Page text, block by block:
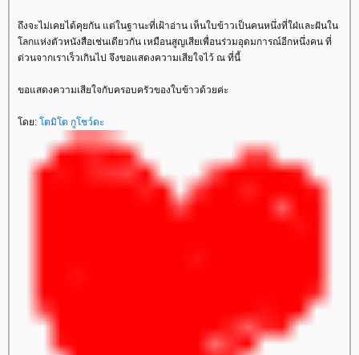
ถึงจะไม่เคยได้คุยกัน แต่ในฐานะที่เฝ้าอ่าน เห็นใบข้าวเป็นคนหนึ่งที่ใฝ่และฝันใน
ลกแห่งตัวหนังสือเช่นเดียวกัน เหมือนสูญเสียเพื่อนร่วมอุดมการณ์อีกหนึ่งคน ที่
ด่วนจากเราเร็วเกินไป จึงขอแสดงความเสียใจไว้ ณ ที่นี้
ขอแสดงความเสียใจกับครอบครัวของใบข้าวด้วยค่ะ
ดย: ตมิโต กูโชว์ดะ